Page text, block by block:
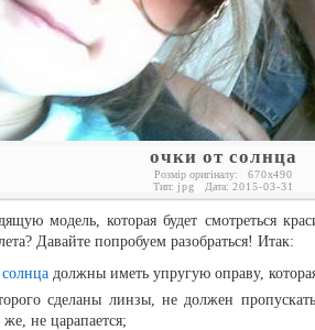
очки от солнца
Розмір оригіналу: 670x490
Тип: jpg Дата: 2015-03-31
модель, которая будет смотреться
Давайте попробуем разобраться! Итак:
должны иметь упругую оправу,
сделаны линзы, не должен
не царапается;